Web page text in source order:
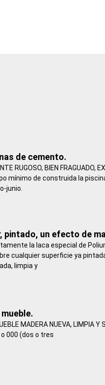
de cemento.
RUGOSO, BIEN FRAGUADO,
mínimo de construida la
junio.
pintado, un efecto de
la laca especial de
cualquier superficie ya
limpia y
MADERA NUEVA, LIMPIA
o 000 (dos o tres